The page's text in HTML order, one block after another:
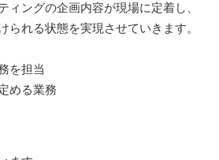
ィングの企画内容が現場に定着し、
られる状態を実現させていきます。
を担当
める業務